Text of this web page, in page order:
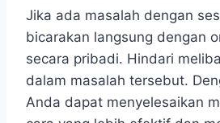
Jika ada masalah dengan
bicarakan langsung dengan
secara pribadi. Hindari
dalam masalah tersebut.
Anda dapat menyelesaikan